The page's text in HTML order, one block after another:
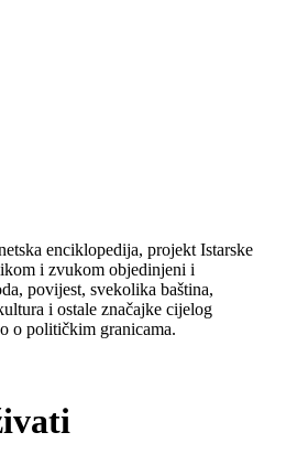
enciklopedija, projekt Istarske
i zvukom objedinjeni i
povijest, svekolika baština,
i ostale značajke cijelog
o političkim granicama.